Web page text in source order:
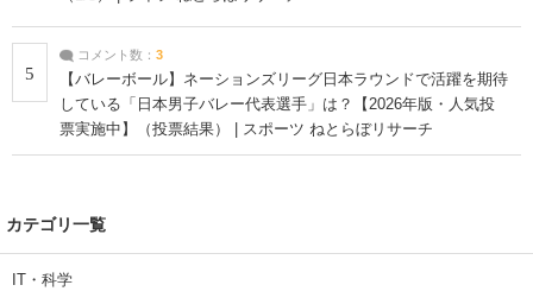
5
コメント数： 3
【バレーボール】ネーションズリーグ日本ラウンドで活躍を期待
している「日本男子バレー代表選手」は？【2026年版・人気投
票実施中】（投票結果） | スポーツ ねとらぼリサーチ
カテゴリ一覧
IT・科学